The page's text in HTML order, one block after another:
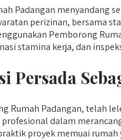
Padangan menyandang
perizinan, bersama
Pemborong
stamina kerja, dan
Persada
Rumah Padangan, telah
dalam
proyek memuai